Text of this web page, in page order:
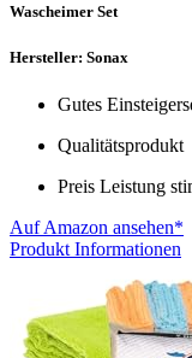
Wascheimer Set
Hersteller: Sonax
Gutes
Qualitätsprodukt
Preis Leistung
Auf Amazon ansehen*
Produkt Informationen